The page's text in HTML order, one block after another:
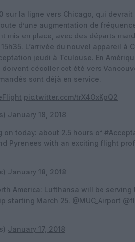
sur la ligne vers Chicago, qui devrait
d’une augmentation de
mis en place, avec des départs
L’arrivée du nouvel appareil à
jeudi à Toulouse. En
décoller cet été vers
sont déjà en service.
pic.twitter.com/trX4OxKpQ2
January 18, 2018
on today: about 2.5 hours of
Pyrenees with an exciting flight
January 18, 2018
America: Lufthansa will be serving
starting March 25. @MUC_Airport
January 17, 2018